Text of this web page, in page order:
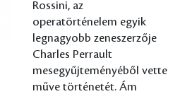
Rossini, az
operatörténelem egyik
legnagyobb zeneszerzője
Charles Perrault
mesegyűjteményéből vette
műve történetét. Ám